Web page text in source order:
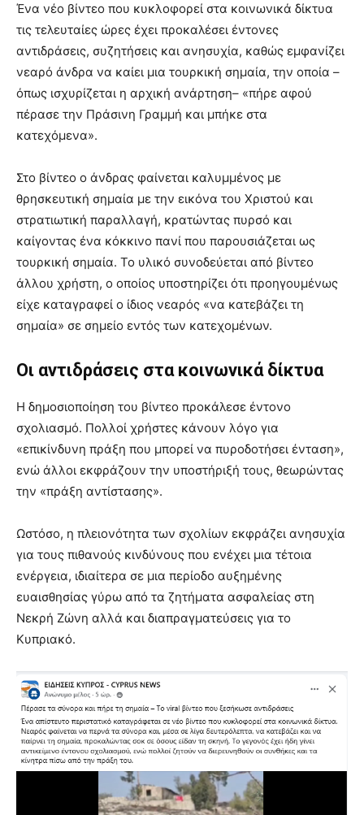
Ένα νέο βίντεο που κυκλοφορεί στα κοινωνικά δίκτυα
τις τελευταίες ώρες έχει προκαλέσει έντονες
αντιδράσεις, συζητήσεις και ανησυχία, καθώς εμφανίζει
νεαρό άνδρα να καίει μια τουρκική σημαία, την οποία –
όπως ισχυρίζεται η αρχική ανάρτηση– «πήρε αφού
πέρασε την Πράσινη Γραμμή και μπήκε στα
κατεχόμενα».
Στο βίντεο ο άνδρας φαίνεται καλυμμένος με
θρησκευτική σημαία με την εικόνα του Χριστού και
στρατιωτική παραλλαγή, κρατώντας πυρσό και
καίγοντας ένα κόκκινο πανί που παρουσιάζεται ως
τουρκική σημαία. Το υλικό συνοδεύεται από βίντεο
άλλου χρήστη, ο οποίος υποστηρίζει ότι προηγουμένως
είχε καταγραφεί ο ίδιος νεαρός «να κατεβάζει τη
σημαία» σε σημείο εντός των κατεχομένων.
Οι αντιδράσεις στα κοινωνικά δίκτυα
Η δημοσιοποίηση του βίντεο προκάλεσε έντονο
σχολιασμό. Πολλοί χρήστες κάνουν λόγο για
«επικίνδυνη πράξη που μπορεί να πυροδοτήσει ένταση»,
ενώ άλλοι εκφράζουν την υποστήριξή τους, θεωρώντας
την «πράξη αντίστασης».
Ωστόσο, η πλειονότητα των σχολίων εκφράζει ανησυχία
για τους πιθανούς κινδύνους που ενέχει μια τέτοια
ενέργεια, ιδιαίτερα σε μια περίοδο αυξημένης
ευαισθησίας γύρω από τα ζητήματα ασφαλείας στη
Νεκρή Ζώνη αλλά και διαπραγματεύσεις για το
Κυπριακό.